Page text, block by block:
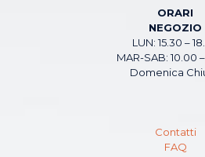
ORARI
NEGOZIO
LUN: 15.30 –
MAR-SAB: 10.00
Domenica
Contatti
FAQ